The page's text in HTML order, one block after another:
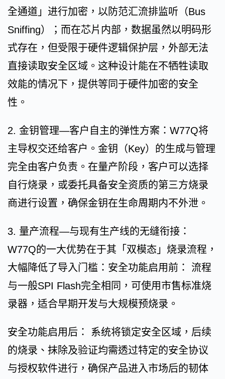
全通道」进行加密，以防范汇流排监听（Bus
Sniffing）；而在芯片内部，数据虽然以明码形
式存在，但受限于硬件逻辑保护层，外部无法
直接读取安全区域。这种设计能在不牺牲读取
效能的情况下，提供等同于硬件加密的安全
性。
2. 金钥管理—客户自主的弹性方案：W77Q将
主导权交还给客户。金钥（Key）的生成与管理
完全由客户负责。在量产阶段，客户可以选择
自行烧录，或委托具备安全资质的第三方烧录
商进行设置，确保金钥在生命周期内不外泄。
3. 量产流程—与现有生产线的无缝衔接：
W77Q的一大优势在于其「双模态」烧录流程，
大幅降低了导入门槛：安全功能启用前： 流程
与一般SPI Flash完全相同，可使用市售标准烧
录器，适合早期开发与大规模预烧录。
安全功能启用后： 系统将锁定安全区域，后续
的烧录、抹除及验证均需透过特定的安全协议
与授权软件进行，确保产品进入市场后的韧体